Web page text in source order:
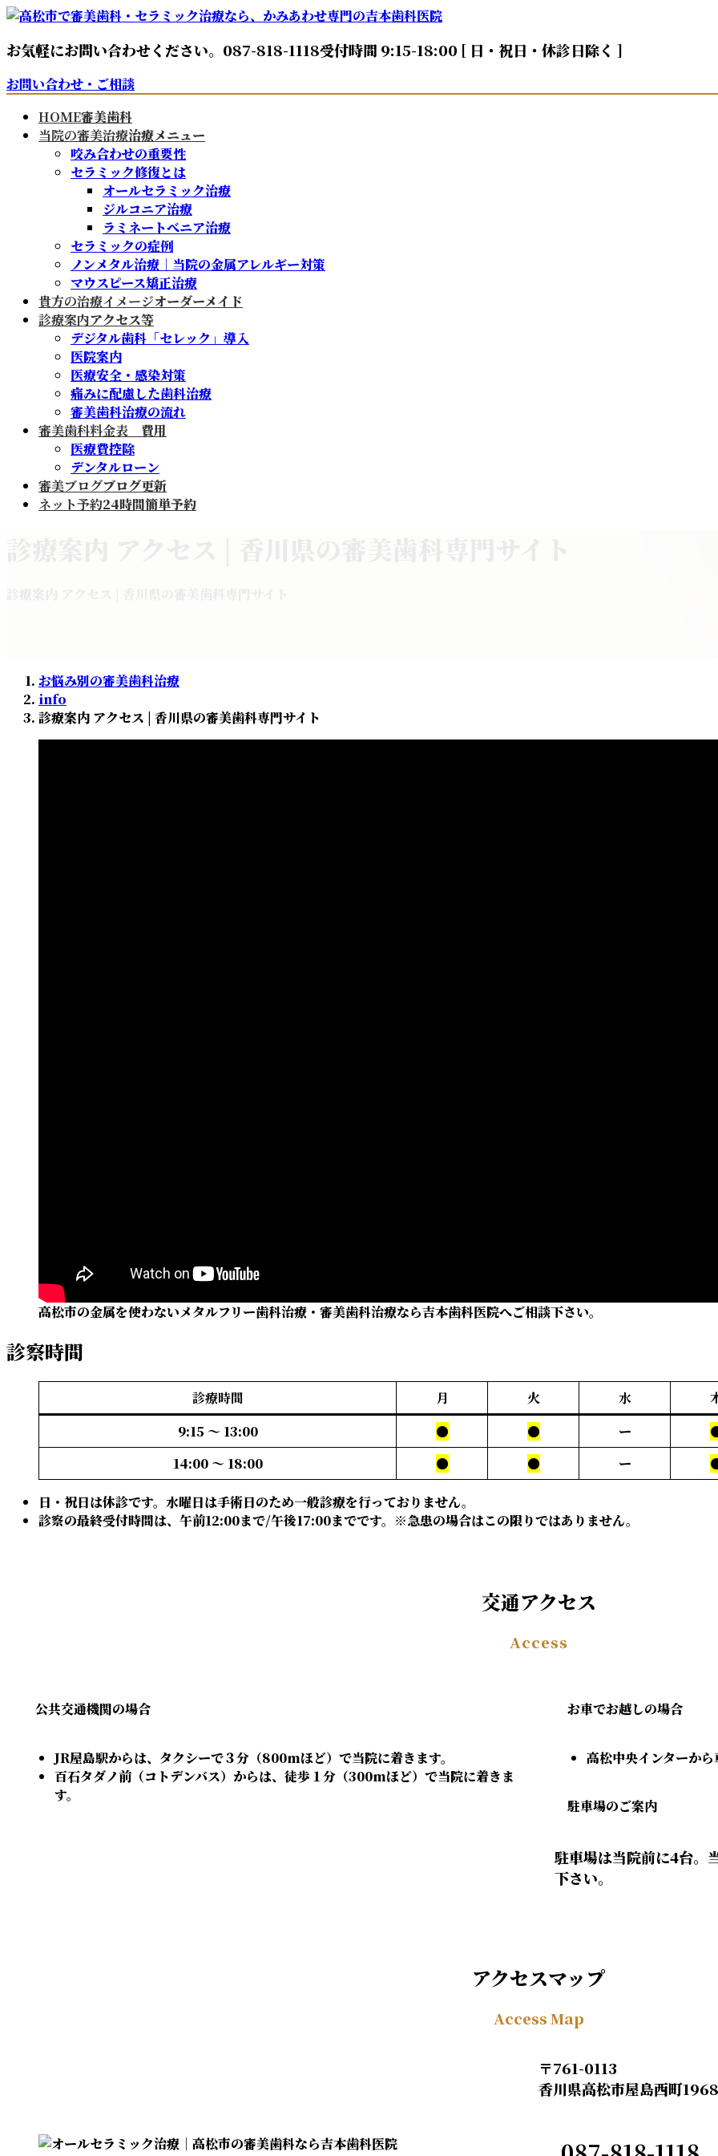
コ
テ
ツ
ナ
ゲ
シ
お気軽にお問い合わせください。 087-818-1118受付時間 9:15-18:00 [ 日・祝日・休診日除く ]
お問い合わせ・ご相談
HOME審美歯科
当院の審美治療治療メニュー
咬み合わせの重要性
セラミック修復とは
オールセラミック治療
ジルコニア治療
ラミネートべニア治療
セラミックの症例
ノンメタル治療｜当院の金属アレルギー対策
マウスピース矯正治療
貴方の治療イメージオーダーメイド
診療案内アクセス等
デジタル歯科「セレック」導入
医院案内
医療安全・感染対策
痛みに配慮した歯科治療
審美歯科治療の流れ
審美歯科料金表 費用
医療費控除
デンタルローン
審美ブログブログ更新
ネット予約24時間簡単予約
お悩み別の審美歯科治療
info
診療案内 アクセス | 香川県の審美歯科専門サイト
高松市の金属を使わないメタルフリー歯科治療・審美歯科治療なら吉本歯科医院へご相談下さい。
診察時間
診療時間 月 火 水
9:15 〜 13:00
● ● ー
14:00 〜 18:00
● ● ー
日・祝日は休診です。水曜日は手術日のため一般診療を行っておりません。
診察の最終受付時間は、午前12:00まで/午後17:00までです。※急患の場合はこの限りではありません。
交通アクセス
Access
公共交通機関の場合
JR屋島駅からは、タクシーで３分（800mほど）で当院に着きます。
百石タダノ前（コトデンバス）からは、徒歩１分（300mほど）で当院に着きま
す。
お車でお越しの場合
高松中央インターから
駐車場のご案内
駐車場は当院前に4台。
下さい。
アクセスマップ
Access Map
〒761-0113
香川県高松市屋島西町